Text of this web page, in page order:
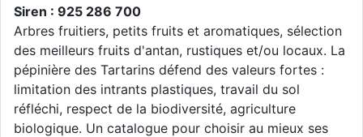
Siren : 925 286 700
Arbres fruitiers, petits fruits et aromatiques, sélection
des meilleurs fruits d'antan, rustiques et/ou locaux. La
pépinière des Tartarins défend des valeurs fortes :
limitation des intrants plastiques, travail du sol
réfléchi, respect de la biodiversité, agriculture
biologique. Un catalogue pour choisir au mieux ses